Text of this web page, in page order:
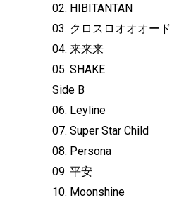
02. HIBITANTAN
03. クロスロオオオード
04. 来来来
05. SHAKE
Side B
06. Leyline
07. Super Star Child
08. Persona
09. 平安
10. Moonshine